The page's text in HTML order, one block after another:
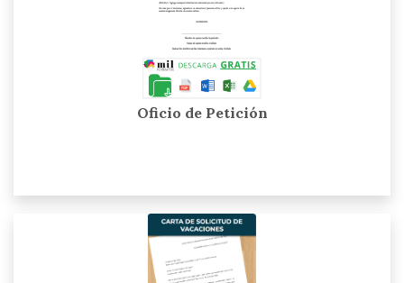
Oficio de Petición